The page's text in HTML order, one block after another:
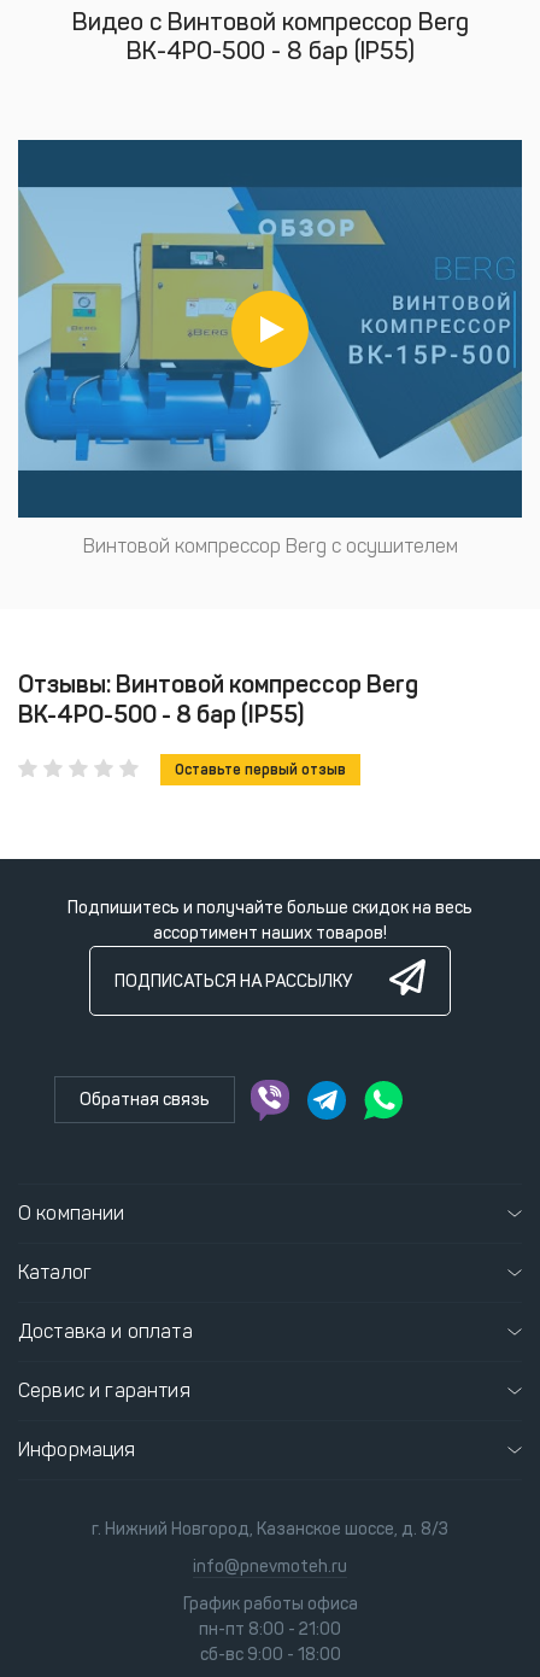
Видео с Винтовой компрессор Berg
ВК-4РО-500 - 8 бар (IP55)
Винтовой компрессор Berg с осушителем
Отзывы: Винтовой компрессор Berg
ВК-4РО-500 - 8 бар (IP55)
Оставьте первый отзыв
Подпишитесь и получайте больше скидок на весь
ассортимент наших товаров!
ПОДПИСАТЬСЯ НА РАССЫЛКУ
Обратная связь
О компании
Каталог
Доставка и оплата
Сервис и гарантия
Информация
г. Нижний Новгород, Казанское шоссе, д. 8/3
info@pnevmoteh.ru
График работы офиса
пн-пт 8:00 - 21:00
сб-вс 9:00 - 18:00